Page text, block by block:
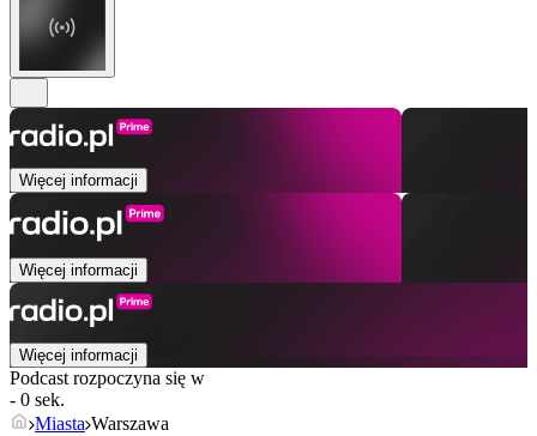
Więcej informacji
Więcej informacji
Więcej informacji
Podcast rozpoczyna się w
- 0 sek.
Miasta Warszawa